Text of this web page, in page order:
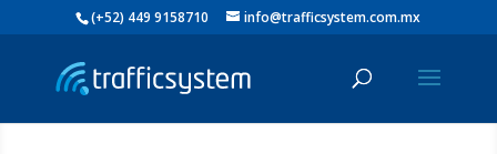
(+52) 449 9158710 info@trafficsystem.com.mx